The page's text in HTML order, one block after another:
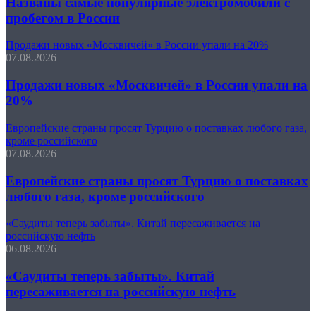
пробегом в России
Продажи новых «Москвичей» в России упали на 20%
07.08.2026
Продажи новых «Москвичей» в России упали на
20%
Европейские страны просят Турцию о поставках любого газа,
кроме российского
07.08.2026
Европейские страны просят Турцию о поставках
любого газа, кроме российского
«Саудиты теперь забыты». Китай пересаживается на
российскую нефть
06.08.2026
«Саудиты теперь забыты». Китай
пересаживается на российскую нефть